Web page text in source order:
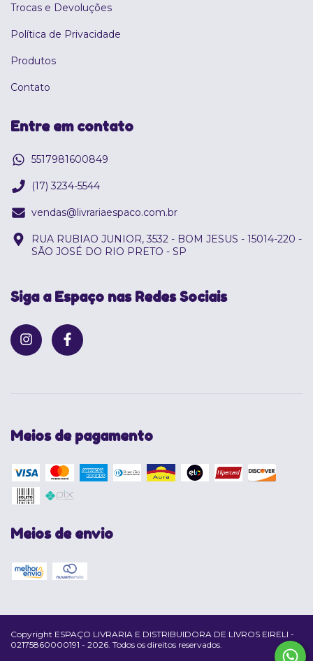
Trocas e Devoluções
Política de Privacidade
Produtos
Contato
Entre em contato
5517981600849
(17) 3234-5544
vendas@livrariaespaco.com.br
RUA RUBIAO JUNIOR, 3532 - BOM JESUS - 15014-220 -
SÃO JOSÉ DO RIO PRETO - SP
Siga a Espaço nas Redes Sociais
Meios de pagamento
Meios de envio
Copyright ESPAÇO LIVRARIA E DISTRIBUIDORA DE LIVROS EIRELI -
02175860000191 - 2026. Todos os direitos reservados.